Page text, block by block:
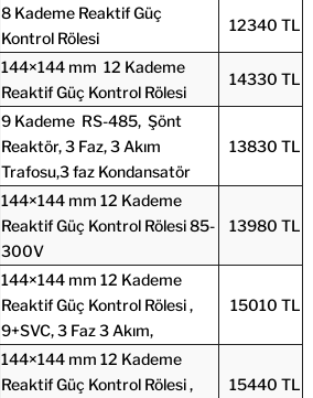
8 Kademe Reaktif Güç
Kontrol Rölesi
12340 TL
144×144 mm 12 Kademe
Reaktif Güç Kontrol Rölesi
14330 TL
9 Kademe RS-485, Şönt
Reaktör, 3 Faz, 3 Akım
Trafosu,3 faz Kondansatör
13830 TL
144×144 mm 12 Kademe
Reaktif Güç Kontrol Rölesi 85-
300V
13980 TL
144×144 mm 12 Kademe
Reaktif Güç Kontrol Rölesi ,
9+SVC, 3 Faz 3 Akım,
15010 TL
144×144 mm 12 Kademe
Reaktif Güç Kontrol Rölesi ,
15440 TL